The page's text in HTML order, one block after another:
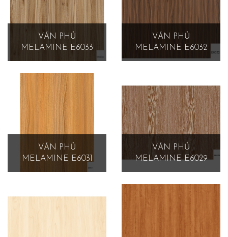
VÁN PHỦ
MELAMINE E6033
VÁN PHỦ
MELAMINE E6032
VÁN PHỦ
MELAMINE E6031
VÁN PHỦ
MELAMINE E6029